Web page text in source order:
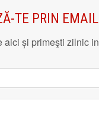
TE PRIN EMAIL
aici și primeşti zilnic